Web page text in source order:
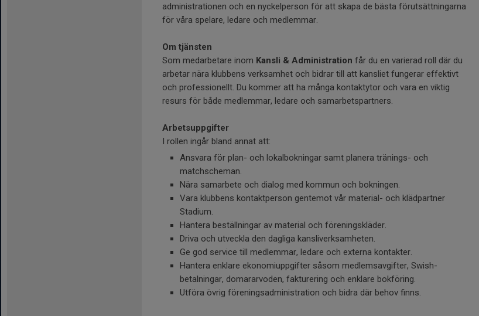
administrationen och en nyckelperson för att skapa de bästa förutsättningarna
för våra spelare, ledare och medlemmar.
Om tjänsten
Som medarbetare inom Kansli & Administration får du en varierad roll där du
arbetar nära klubbens verksamhet och bidrar till att kansliet fungerar effektivt
och professionellt. Du kommer att ha många kontaktytor och vara en viktig
resurs för både medlemmar, ledare och samarbetspartners.
Arbetsuppgifter
I rollen ingår bland annat att:
Ansvara för plan- och lokalbokningar samt planera tränings- och
matchscheman.
Nära samarbete och dialog med kommun och bokningen.
Vara klubbens kontaktperson gentemot vår material- och klädpartner
Stadium.
Hantera beställningar av material och föreningskläder.
Driva och utveckla den dagliga kansliverksamheten.
Ge god service till medlemmar, ledare och externa kontakter.
Hantera enklare ekonomiuppgifter såsom medlemsavgifter, Swish-
betalningar, domararvoden, fakturering och enklare bokföring.
Utföra övrig föreningsadministration och bidra där behov finns.